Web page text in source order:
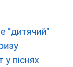
"дитячий"
у піснях